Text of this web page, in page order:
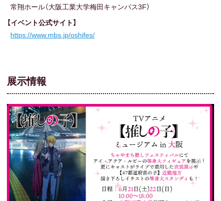
常翔ホール（大阪工業大学梅田キャンパス3F）
【イベント公式サイト】
https://www.mbs.jp/oshifes/
展示情報